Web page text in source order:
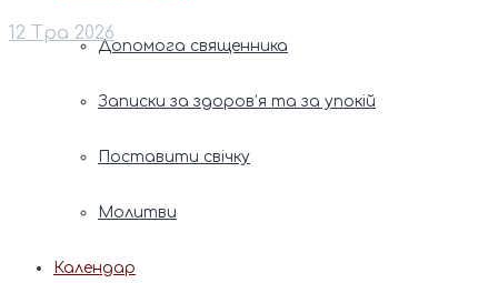
Допомога священника
Записки за здоров’я та за упокій
Поставити свічку
Молитви
Календар
12 Тра 2026